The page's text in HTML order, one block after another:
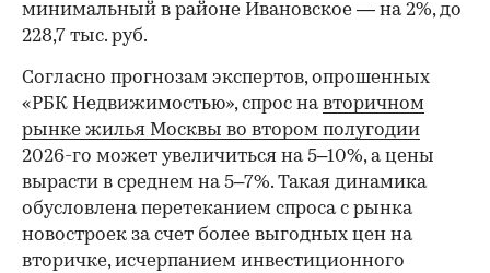
00:00
минимальный в районе Ивановское — на 2%, до
228,7 тыс. руб.
Согласно прогнозам экспертов, опрошенных
«РБК Недвижимостью», спрос навторичном
рынке жилья Москвы во втором полугодии
2026-го может увеличиться на 5–10%, а цены
вырасти в среднем на 5–7%. Такая динамика
обусловлена перетеканием спроса с рынка
новостроек за счет более выгодных цен на
вторичке, исчерпанием инвестиционного